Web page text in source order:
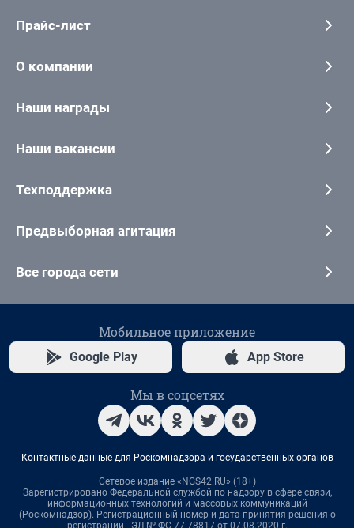
Прайс-лист
О компании
Наши награды
Наши вакансии
Техподдержка
Предвыборная агитация
Все города сети
Мобильное приложение
Google Play App Store
Мы в соцсетях
Контактные данные для Роскомнадзора и государственных органов
Сетевое издание «NGS42.RU» (18+)
Зарегистрировано Федеральной службой по надзору в сфере связи,
информационных технологий и массовых коммуникаций
(Роскомнадзор). Регистрационный номер и дата принятия решения о